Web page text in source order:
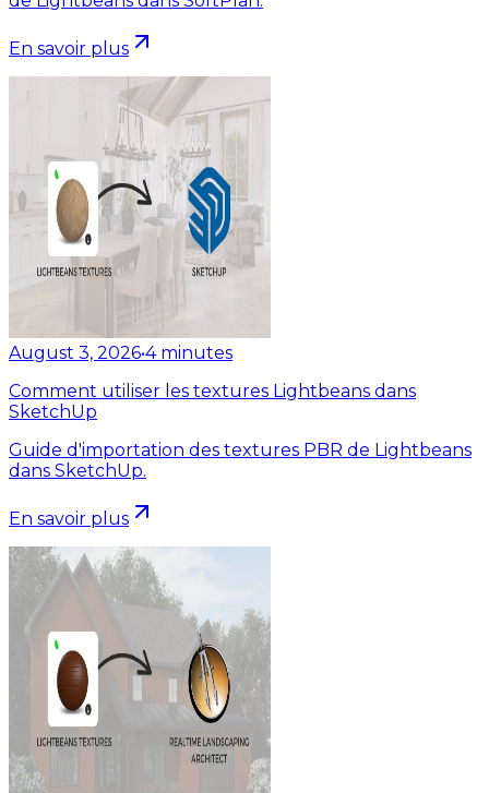
En savoir plus
August 3, 2026•4 minutes
Comment utiliser les textures Lightbeans dans
SketchUp
Guide d'importation des textures PBR de Lightbeans
dans SketchUp.
En savoir plus